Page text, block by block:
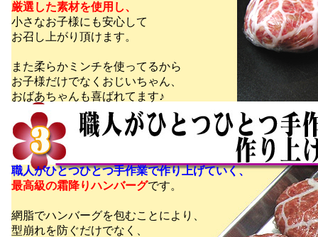
厳選した素材を使用し、
小さなお子様にも安心して
お召し上がり頂けます。
また柔らかミンチを使ってるから
お子様だけでなくおじいちゃん、
おばあちゃんも喜ばれてます♪
職人がひとつひとつ手作業で作り上げていく、
最高級の霜降りハンバーグです。
網脂でハンバーグを包むことにより、
型崩れを防ぐだけでなく、